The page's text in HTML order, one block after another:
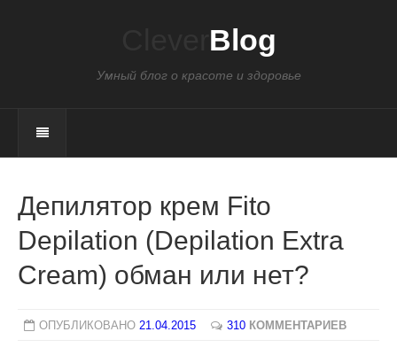
Blog
Умный блог о красоте и здоровье
Депилятор крем Fito
Depilation (Depilation Extra
Cream) обман или нет?
ОПУБЛИКОВАНО 21.04.2015 310 КОММЕНТАРИЕВ